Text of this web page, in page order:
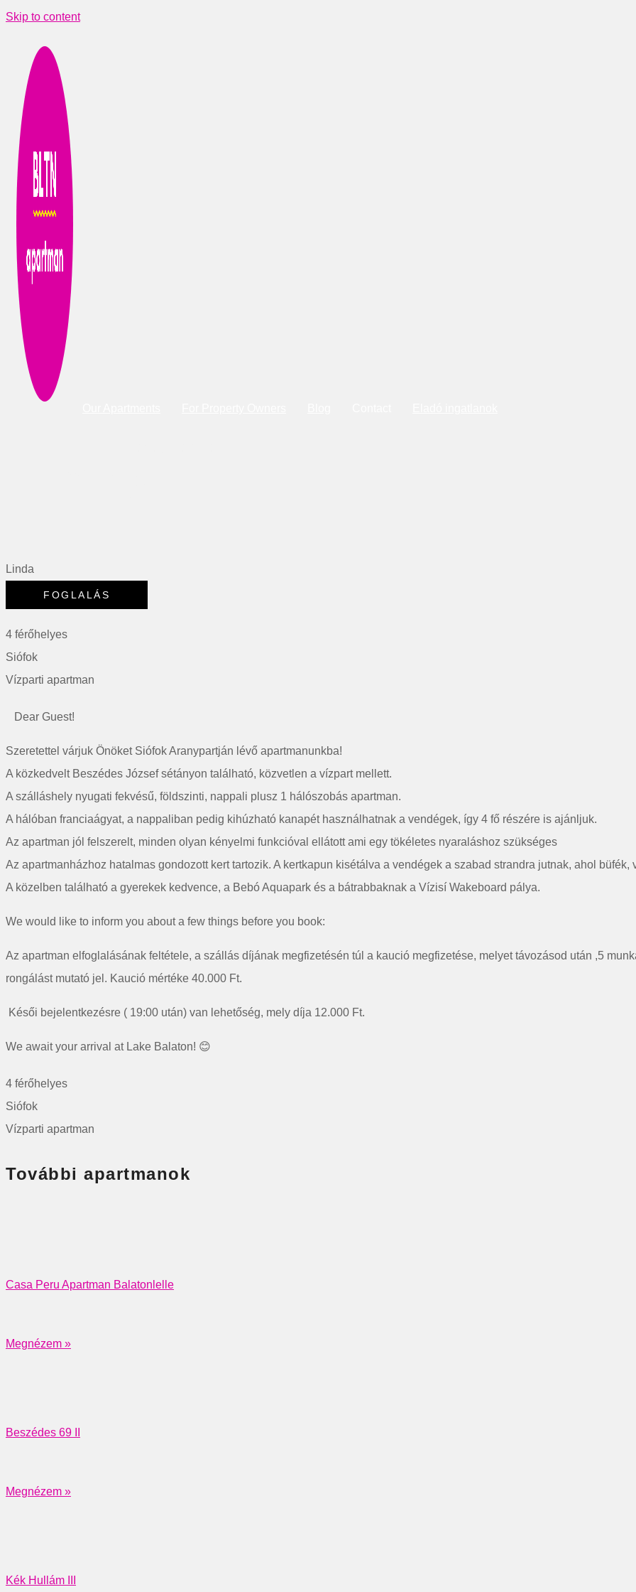
Skip to content
Linda
4 férőhelyes
Siófok
Vízparti apartman
‎‎ ‎ ‎ ‎Dear Guest!
Szeretettel várjuk Önöket Siófok Aranypartján lévő apartmanunkba!
A közkedvelt Beszédes József sétányon található, közvetlen a vízpart mellett.
A szálláshely nyugati fekvésű, földszinti, nappali plusz 1 hálószobás apartman.
A hálóban franciaágyat, a nappaliban pedig kihúzható kanapét használhatnak a vendégek, így 4 fő részére is ajánljuk.
Az apartman jól felszerelt, minden olyan kényelmi funkcióval ellátott ami egy tökéletes nyaraláshoz szükséges
Az apartmanházhoz hatalmas gondozott kert tartozik. A kertkapun kisétálva a vendégek a szabad strandra jutnak, ahol
A közelben található a gyerekek kedvence, a Bebó Aquapark és a bátrabbaknak a Vízisí Wakeboard pálya.
We would like to inform you about a few things before you book:
Az apartman elfoglalásának feltétele, a szállás díjának megfizetésén túl a kaució megfizetése, melyet távozásod után ,5
rongálást mutató jel. Kaució mértéke 40.000 Ft.
Késői bejelentkezésre ( 19:00 után) van lehetőség, mely díja 12.000 Ft.
‎‎We await your arrival at Lake Balaton! 😊
4 férőhelyes
Siófok
Vízparti apartman
További apartmanok
Casa Peru Apartman Balatonlelle
Megnézem »
Beszédes 69 II
Megnézem »
Kék Hullám III